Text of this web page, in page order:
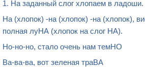
1. На заданный слог хлопаем в ладоши.
На (хлопок) -на (хлопок) -на (хлопок),
полная луНА (хлопок на слог НА).
Но-но-но, стало очень нам темНО
Ва-ва-ва, вот зеленая траВА